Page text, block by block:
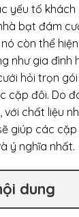
yếu tố
bạt đám
còn thể
như gia đình
hỏi trọn
cặp đôi. Do
, với chất liệu
giúp các
ý nghĩa nhất.
dung